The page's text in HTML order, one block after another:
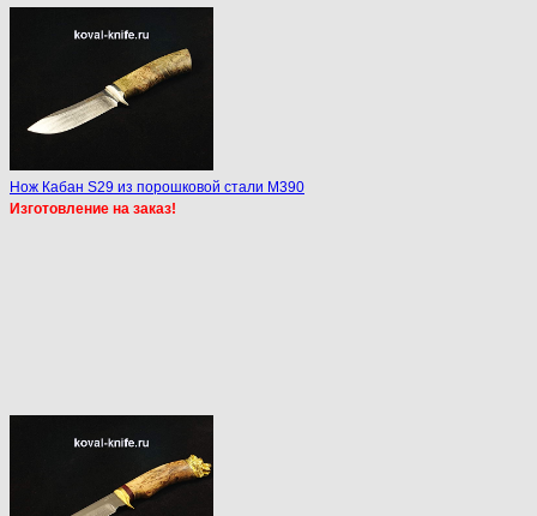
Нож Кабан S29 из порошковой стали M390
Изготовление на заказ!